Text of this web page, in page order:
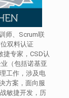
师、Scrum联
双料认证
捷专家，CSD认
（包括诺基亚
工作，涉及电
方案，面向服
敏捷开发，历